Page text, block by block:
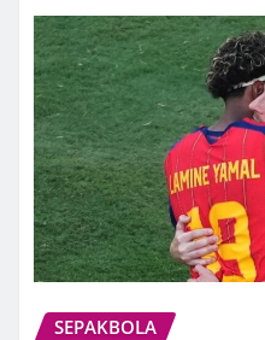
SEPAKBOLA